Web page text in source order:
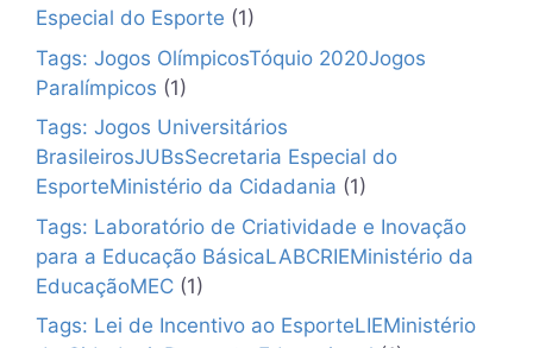
Especial do Esporte (1)
Tags: Jogos OlímpicosTóquio 2020Jogos
Paralímpicos (1)
Tags: Jogos Universitários
BrasileirosJUBsSecretaria Especial do
EsporteMinistério da Cidadania (1)
Tags: Laboratório de Criatividade e Inovação
para a Educação BásicaLABCRIEMinistério da
EducaçãoMEC (1)
Tags: Lei de Incentivo ao EsporteLIEMinistério